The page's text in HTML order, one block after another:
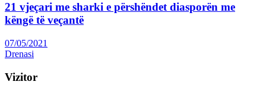
21 vjeçari me sharki e përshëndet diasporën me
këngë të veçantë
07/05/2021
Drenasi
Vizitor